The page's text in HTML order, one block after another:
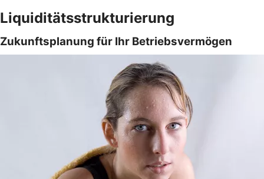
Liquiditätsstrukturierung
Zukunftsplanung für Ihr Betriebsvermögen